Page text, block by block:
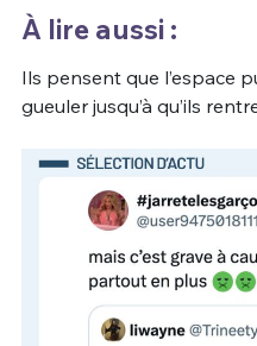
À lire aussi :
Ils pensent que l’espace
gueuler jusqu’à qu’ils